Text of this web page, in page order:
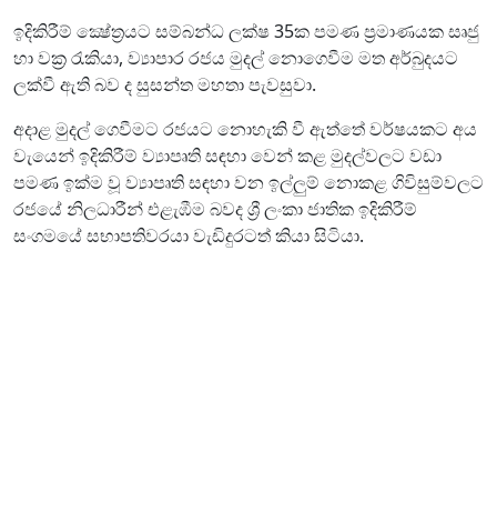
ඉදිකිරීම් ක්‍ෂේත්‍රයට සම්බන්ධ ලක්ෂ 35ක පමණ ප්‍රමාණයක සෘජු
හා වක්‍ර රැකියා, ව්‍යාපාර රජය මුදල් නොගෙවීම මත අර්බුදයට
ලක්වී ඇති බව ද සුසන්ත මහතා පැවසුවා.
අදාළ මුදල් ගෙවීමට රජයට නොහැකි වී ඇත්තේ වර්ෂයකට අය
වැයෙන් ඉදිකිරීම් ව්‍යාපෘති සඳහා වෙන් කළ මුදල්වලට වඩා
පමණ ඉක්ම වූ ව්‍යාපෘති සඳහා වන ඉල්ලුම් නොකළ ගිවිසුම්වලට
රජයේ නිලධාරීන් එළැඹීම බවද ශ්‍රී ලංකා ජාතික ඉදිකිරීම්
සංගමයේ සභාපතිවරයා වැඩිදුරටත් කියා සිටියා.